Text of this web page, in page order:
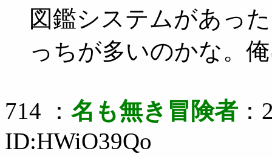
図鑑システムがあっ
っちが多いのかな。
714 ： 名も無き冒険者
ID:HWiO39Qo